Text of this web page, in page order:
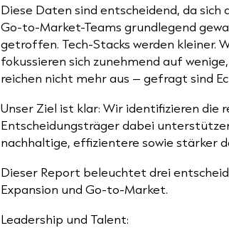
Diese Daten sind entscheidend, da
Go-to-Market-Teams grundlegend
getroffen. Tech-Stacks werden kleiner.
fokussieren sich zunehmend auf
reichen nicht mehr aus – gefragt sind
Unser Ziel ist klar: Wir identifizieren die
Entscheidungsträger dabei
nachhaltige, effizientere sowie stärker
Dieser Report beleuchtet drei
Expansion und Go-to-Market.
Leadership und Talent: